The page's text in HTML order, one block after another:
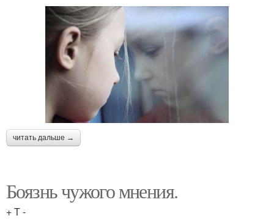
читать дальше →
Боязнь чужого мнения.
+ T -